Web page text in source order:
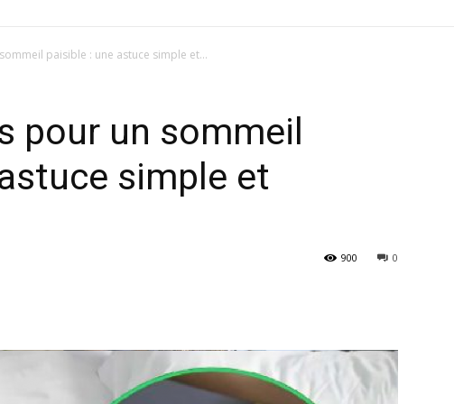
paisible : une astuce simple et...
pour un sommeil
simple et
0
900